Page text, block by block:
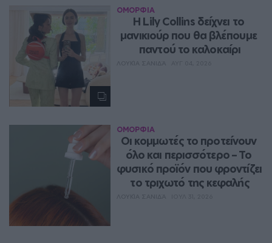
ΟΜΟΡΦΙΑ
Η Lily Collins δείχνει το
μανικιούρ που θα βλέπουμε
παντού το καλοκαίρι
ΟΜΟΡΦΙΑ
Οι κομμωτές το προτείνουν
όλο και περισσότερο – Το
φυσικό προϊόν που φροντίζει
το τριχωτό της κεφαλής